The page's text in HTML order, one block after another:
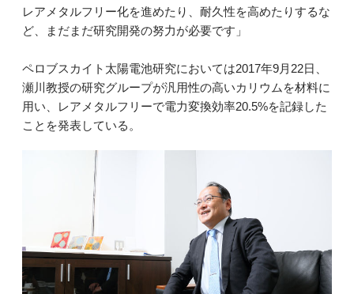
レアメタルフリー化を進めたり、耐久性を高めたりするな
ど、まだまだ研究開発の努力が必要です」
ペロブスカイト太陽電池研究においては2017年9月22日、
瀬川教授の研究グループが汎用性の高いカリウムを材料に
用い、レアメタルフリーで電力変換効率20.5%を記録した
ことを発表している。